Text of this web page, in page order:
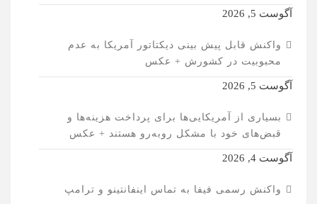
آگوست 5, 2026
واکنش قابل پیش بینی دیکتاتور آمریکا به عدم
محبوبیت در کشورش + عکس
آگوست 5, 2026
بسیاری از آمریکایی‌ها برای پرداخت هزینه‌ها و
قبض‌های خود با مشکل روبه‌رو هستند + عکس
آگوست 4, 2026
واکنش رسمی فیفا به تماس اینفانتینو و ترامپ